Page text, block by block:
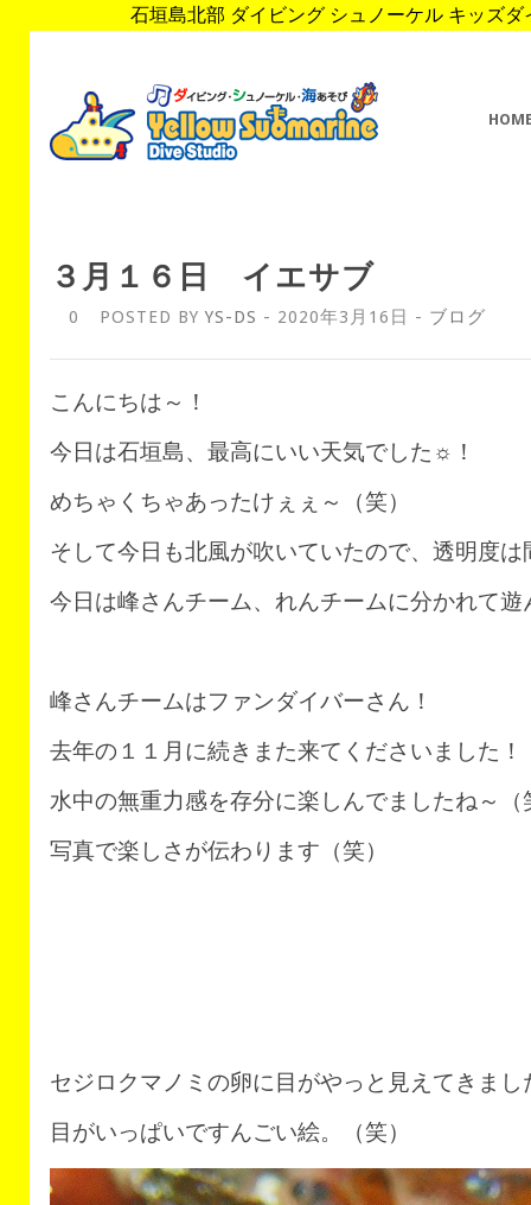
石垣島北部 ダイビング シュノーケル キッズ
３月１６日 イエサブ
0 POSTED BY YS-DS - 2020年3月16日 - ブログ
こんにちは～！
今日は石垣島、最高にいい天気でした☼！
めちゃくちゃあったけぇぇ～（笑）
そして今日も北風が吹いていたので、透明度
今日は峰さんチーム、れんチームに分かれて
峰さんチームはファンダイバーさん！
去年の１１月に続きまた来てくださいました！
水中の無重力感を存分に楽しんでましたね～（
写真で楽しさが伝わります（笑）
セジロクマノミの卵に目がやっと見えてきまし
目がいっぱいですんごい絵。（笑）